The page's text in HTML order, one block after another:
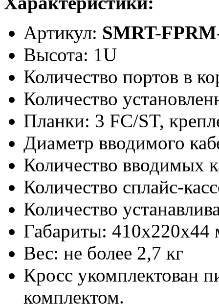
Артикул: SMRT-
Высота: 1U
Количество портов в
Количество
Планки: 3 FC/ST,
Диаметр вводимого
Количество вводимых
Количество сплайс-
Количество
Габариты: 410х220х44
Вес: не более 2,7 кг
Кросс укомплектован
комплектом.